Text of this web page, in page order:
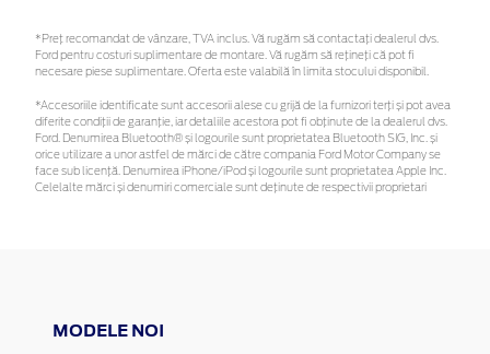
*Preţ recomandat de vânzare, TVA inclus. Vă rugăm să contactaţi dealerul dvs.
Ford pentru costuri suplimentare de montare. Vă rugăm să rețineți că pot fi
necesare piese suplimentare. Oferta este valabilă în limita stocului disponibil.
*Accesoriile identificate sunt accesorii alese cu grijă de la furnizori terți și pot avea
diferite condiții de garanție, iar detaliile acestora pot fi obținute de la dealerul dvs.
Ford. Denumirea Bluetooth® și logourile sunt proprietatea Bluetooth SIG, Inc. și
orice utilizare a unor astfel de mărci de către compania Ford Motor Company se
face sub licență. Denumirea iPhone/iPod și logourile sunt proprietatea Apple Inc.
Celelalte mărci și denumiri comerciale sunt deținute de respectivii proprietari
MODELE NOI